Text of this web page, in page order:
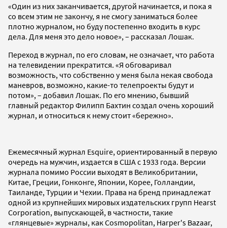
«Один из них заканчивается, другой начинается, и пока я
со всем этим не закончу, я не смогу заниматься более
плотно журналом, но буду постепенно входить в курс
дела. Для меня это дело новое», – рассказал Лошак.
Переход в журнал, по его словам, не означает, что работа
на телевидении прекратится. «Я обговаривал
возможность, что собственно у меня была некая свобода
маневров, возможно, какие-то телепроекты будут и
потом», – добавил Лошак. По его мнению, бывший
главный редактор Филипп Бахтин создал очень хороший
журнал, и относиться к нему стоит «бережно».
Ежемесячный журнал Esquire, ориентированный в первую
очередь на мужчин, издается в США с 1933 года. Версии
журнала помимо России выходят в Великобритании,
Китае, Греции, Гонконге, Японии, Корее, Голландии,
Таиланде, Турции и Чехии. Права на бренд принадлежат
одной из крупнейших мировых издательских групп Hearst
Corporation, выпускающей, в частности, такие
«глянцевые» журналы, как Cosmopolitan, Harper's Bazaar,